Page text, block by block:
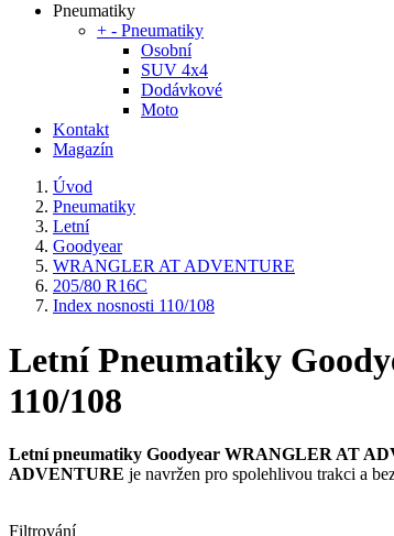
Pneumatiky
+ - Pneumatiky
Osobní
SUV 4x4
Dodávkové
Moto
Kontakt
Magazín
Úvod
Pneumatiky
Letní
Goodyear
WRANGLER AT ADVENTURE
205/80 R16C
Index nosnosti 110/108
Letní Pneumatiky
110/108
Letní pneumatiky Goodyear WRANGLER AT
ADVENTURE je navržen pro spolehlivou trakci a
Filtrování